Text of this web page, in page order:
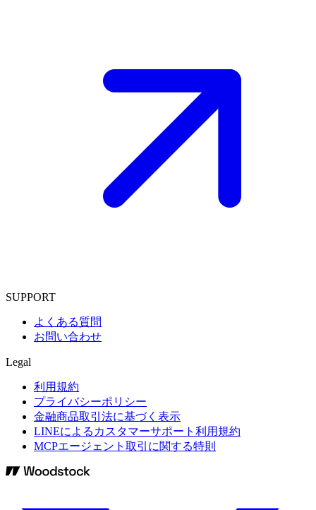
SUPPORT
よくある質問
お問い合わせ
Legal
利用規約
プライバシーポリシー
金融商品取引法に基づく表示
LINEによるカスタマーサポート利用規約
MCPエージェント取引に関する特則